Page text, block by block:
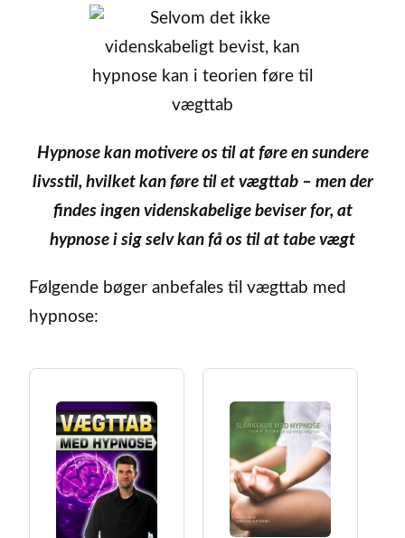
Hypnose kan motivere os til at føre en sundere
livsstil, hvilket kan føre til et vægttab – men der
findes ingen videnskabelige beviser for, at
hypnose i sig selv kan få os til at tabe vægt
Følgende bøger anbefales til vægttab med
hypnose: